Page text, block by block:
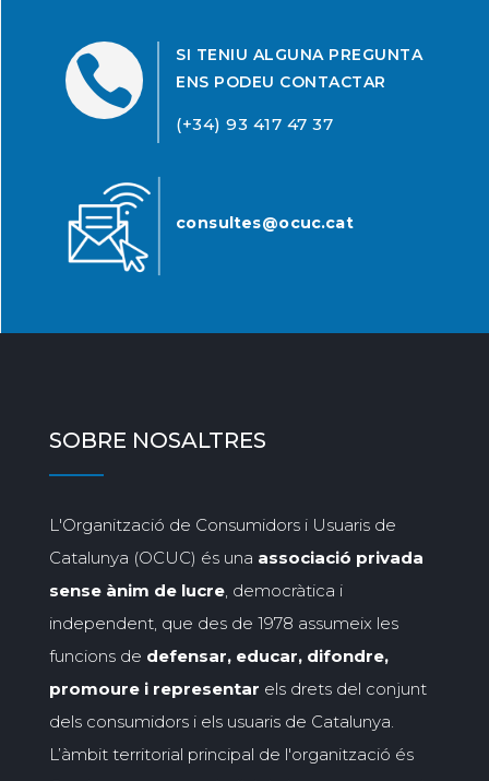

SI TENIU ALGUNA PREGUNTA
ENS PODEU CONTACTAR
(+34) 93 417 47 37
consultes@ocuc.cat
SOBRE NOSALTRES
L'Organització de Consumidors i Usuaris de
Catalunya (OCUC) és una associació privada
sense ànim de lucre, democràtica i
independent, que des de 1978 assumeix les
funcions de defensar, educar, difondre,
promoure i representar els drets del conjunt
dels consumidors i els usuaris de Catalunya.
L’àmbit territorial principal de l'organització és